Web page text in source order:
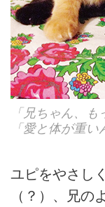
「兄ちゃん、
「愛と体が重い
ユピをやさし
（？）、兄の